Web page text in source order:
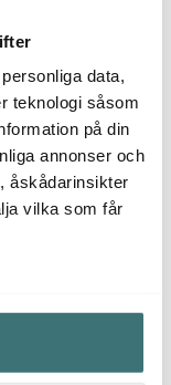
data,
teknologi såsom
på din
annonser och
åskådarinsikter
vilka som får
plats som
meter
skanna den för
röd
Eva